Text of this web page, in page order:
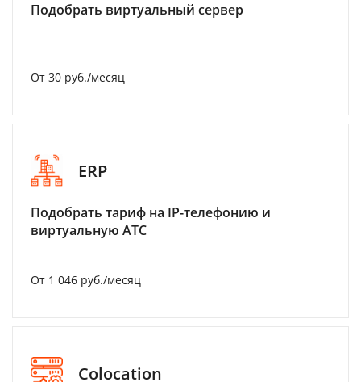
Подобрать виртуальный сервер
От 30 руб./месяц
ERP
Подобрать тариф на IP-телефонию и
виртуальную АТС
От 1 046 руб./месяц
Colocation